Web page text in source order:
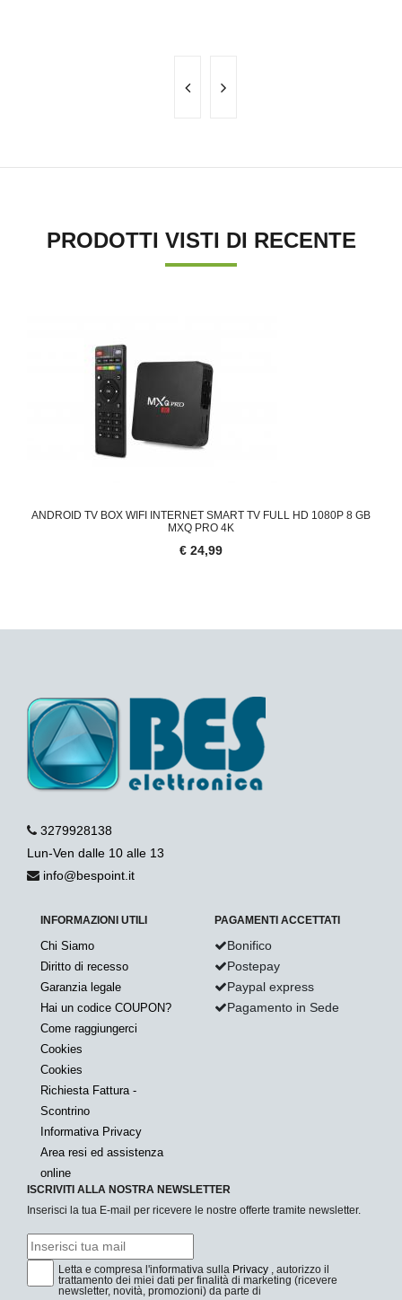
PRODOTTI VISTI DI RECENTE
ANDROID TV BOX WIFI INTERNET SMART TV FULL HD 1080P 8 GB
MXQ PRO 4K
€ 24,99
3279928138
Lun-Ven dalle 10 alle 13
info@bespoint.it
INFORMAZIONI UTILI
Chi Siamo
Diritto di recesso
Garanzia legale
Hai un codice COUPON?
Come raggiungerci
Cookies
Cookies
Richiesta Fattura -
Scontrino
Informativa Privacy
Area resi ed assistenza
online
PAGAMENTI ACCETTATI
Bonifico
Postepay
Paypal express
Pagamento in Sede
ISCRIVITI ALLA NOSTRA NEWSLETTER
Inserisci la tua E-mail per ricevere le nostre offerte tramite newsletter.
Letta e compresa l'informativa sulla Privacy , autorizzo il
trattamento dei miei dati per finalità di marketing (ricevere
newsletter, novità, promozioni) da parte di